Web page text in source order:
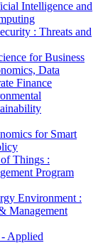
Intelligence and
: Threats and
for Business
Data
Finance
for Smart
Things :
Program
Environment :
Management
Applied